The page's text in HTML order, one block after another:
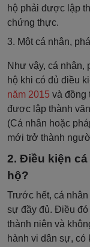
hộ phải được lập
chứng thực.
3. Một cá nhân,
Như vậy, cá nhân,
hộ khi có đủ điều
năm 2015 và đồng
được lập thành
(Cá nhân hoặc
mới trở thành
2. Điều kiện
hộ?
Trước hết, cá
sự đầy đủ. Điều
thành niên và
hành vi dân sự, có